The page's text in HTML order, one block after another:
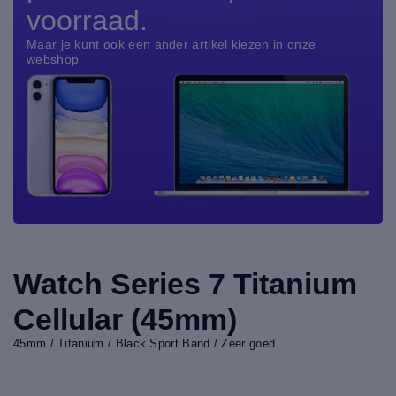
voorraad.
Maar je kunt ook een ander artikel kiezen in onze
webshop
Watch Series 7 Titanium
Cellular (45mm)
45mm / Titanium / Black Sport Band / Zeer goed